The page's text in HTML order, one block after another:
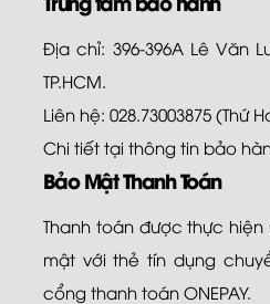
Địa chỉ: 396-396A Lê Văn
TP.HCM.
Liên hệ: 028.73003875 (Thứ
Chi tiết tại thông tin bảo
Bảo Mật Thanh Toán
Thanh toán được thực
mật với thẻ tín dụng
cổng thanh toán ONEPAY.